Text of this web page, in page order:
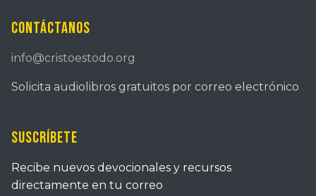
Contáctanos
info@cristoestodo.org
Solicita audiolibros gratuitos por correo electrónico
Suscríbete
Recibe nuevos devocionales y recursos
directamente en tu correo